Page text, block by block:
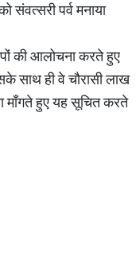
संवत्सरी पर्व मनाया
की आलोचना करते हुए
साथ ही वे चौरासी लाख
माँगते हुए यह सूचित करते